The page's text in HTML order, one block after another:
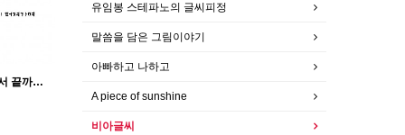
[황소정] 지혜는 세상 끝에서 끝까지 힘차게 퍼져가며 만물을 훌륭히 통솔한다_지혜 8,1
유임봉 스테파노의 글씨피정
말씀을 담은 그림이야기
아빠하고 나하고
A piece of sunshine
비아글씨